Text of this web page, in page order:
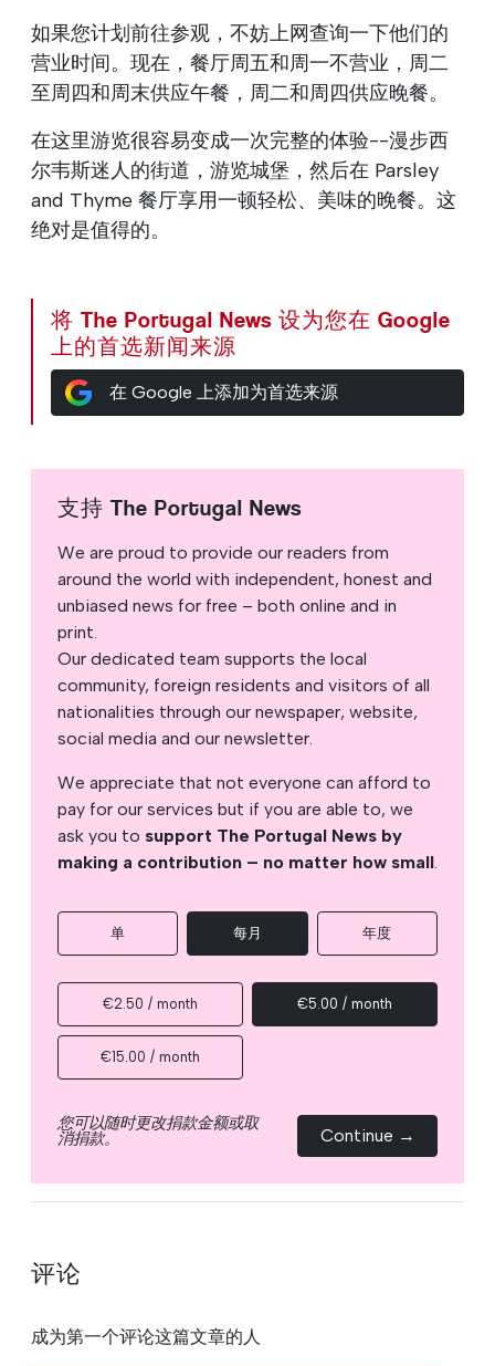
如果您计划前往参观，不妨上网查询一下他们的
营业时间。现在，餐厅周五和周一不营业，周二
至周四和周末供应午餐，周二和周四供应晚餐。
在这里游览很容易变成一次完整的体验--漫步西
尔韦斯迷人的街道，游览城堡，然后在 Parsley
and Thyme 餐厅享用一顿轻松、美味的晚餐。这
绝对是值得的。
将 The Portugal News 设为您在 Google
上的首选新闻来源
在 Google 上添加为首选来源
支持 The Portugal News
We are proud to provide our readers from
around the world with independent, honest and
unbiased news for free – both online and in
print.
Our dedicated team supports the local
community, foreign residents and visitors of all
nationalities through our newspaper, website,
social media and our newsletter.
We appreciate that not everyone can afford to
pay for our services but if you are able to, we
ask you to support The Portugal News by
making a contribution – no matter how small.
单 每月 年度
€2.50 / month €5.00 / month
€15.00 / month
您可以随时更改捐款金额或取
消捐款。 Continue →
评论
成为第一个评论这篇文章的人